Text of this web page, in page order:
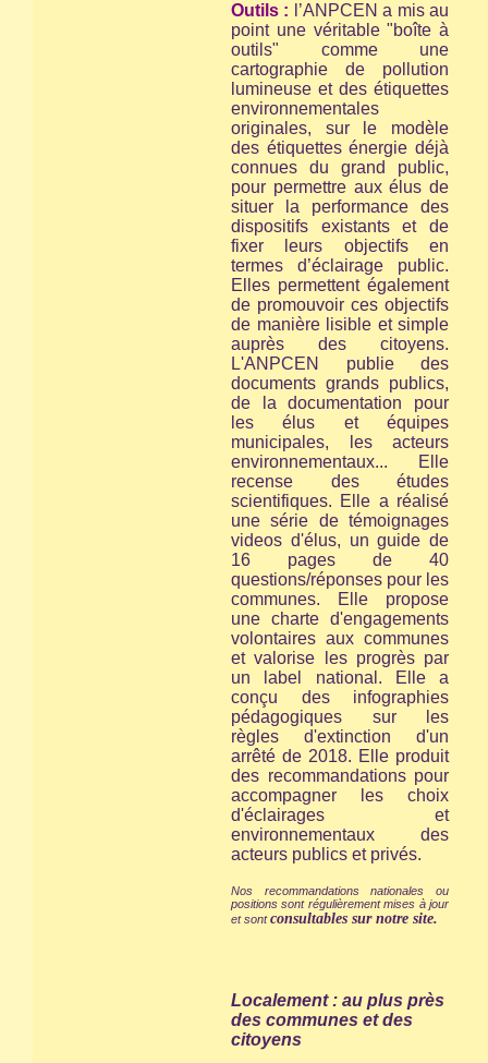
Outils :
l’ANPCEN a mis au
point une véritable "boîte à
outils" comme une
cartographie de pollution
lumineuse et des étiquettes
environnementales
originales, sur le modèle
des étiquettes énergie déjà
connues du grand public,
pour permettre aux élus de
situer la performance des
dispositifs existants et de
fixer leurs objectifs en
termes d’éclairage public.
Elles permettent également
de promouvoir ces objectifs
de manière lisible et simple
auprès des citoyens.
L'ANPCEN publie des
documents grands publics,
de la documentation pour
les élus et équipes
municipales, les acteurs
environnementaux... Elle
recense des études
scientifiques. Elle a réalisé
une série de témoignages
videos d'élus, un guide de
16 pages de 40
questions/réponses pour les
communes. Elle propose
une charte d'engagements
volontaires aux communes
et valorise les progrès par
un label national. Elle a
conçu des infographies
pédagogiques sur les
règles d'extinction d'un
arrêté de 2018. Elle produit
des recommandations pour
accompagner les choix
d'éclairages et
environnementaux des
acteurs publics et privés.
Nos recommandations nationales ou
positions sont régulièrement mises à jour
et sontconsultables sur notre site.
Localement : au plus près
des communes et des
citoyens